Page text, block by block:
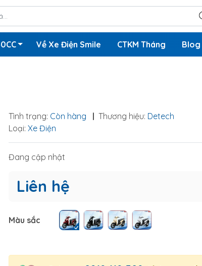
Về Xe Điện Smile CTKM Tháng Blog
Tình trạng: Còn hàng | Thương hiệu: Detech
Loại: Xe Điện
Đang cập nhật
Liên hệ
Màu sắc